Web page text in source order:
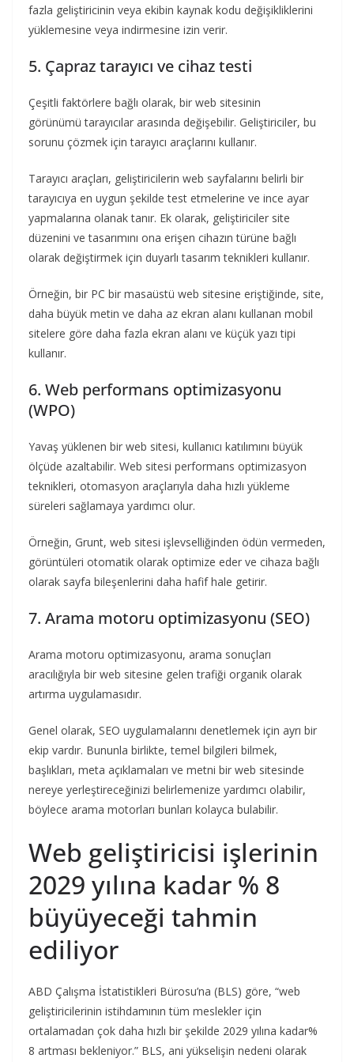
fazla geliştiricinin veya ekibin kaynak kodu değişikliklerini
yüklemesine veya indirmesine izin verir.
5. Çapraz tarayıcı ve cihaz testi
Çeşitli faktörlere bağlı olarak, bir web sitesinin
görünümü tarayıcılar arasında değişebilir. Geliştiriciler, bu
sorunu çözmek için tarayıcı araçlarını kullanır.
Tarayıcı araçları, geliştiricilerin web sayfalarını belirli bir
tarayıcıya en uygun şekilde test etmelerine ve ince ayar
yapmalarına olanak tanır. Ek olarak, geliştiriciler site
düzenini ve tasarımını ona erişen cihazın türüne bağlı
olarak değiştirmek için duyarlı tasarım teknikleri kullanır.
Örneğin, bir PC bir masaüstü web sitesine eriştiğinde, site,
daha büyük metin ve daha az ekran alanı kullanan mobil
sitelere göre daha fazla ekran alanı ve küçük yazı tipi
kullanır.
6. Web performans optimizasyonu
(WPO)
Yavaş yüklenen bir web sitesi, kullanıcı katılımını büyük
ölçüde azaltabilir. Web sitesi performans optimizasyon
teknikleri, otomasyon araçlarıyla daha hızlı yükleme
süreleri sağlamaya yardımcı olur.
Örneğin, Grunt, web sitesi işlevselliğinden ödün vermeden,
görüntüleri otomatik olarak optimize eder ve cihaza bağlı
olarak sayfa bileşenlerini daha hafif hale getirir.
7. Arama motoru optimizasyonu (SEO)
Arama motoru optimizasyonu, arama sonuçları
aracılığıyla bir web sitesine gelen trafiği organik olarak
artırma uygulamasıdır.
Genel olarak, SEO uygulamalarını denetlemek için ayrı bir
ekip vardır. Bununla birlikte, temel bilgileri bilmek,
başlıkları, meta açıklamaları ve metni bir web sitesinde
nereye yerleştireceğinizi belirlemenize yardımcı olabilir,
böylece arama motorları bunları kolayca bulabilir.
Web geliştiricisi işlerinin
2029 yılına kadar % 8
büyüyeceği tahmin
ediliyor
ABD Çalışma İstatistikleri Bürosu’na (BLS) göre, “web
geliştiricilerinin istihdamının tüm meslekler için
ortalamadan çok daha hızlı bir şekilde 2029 yılına kadar%
8 artması bekleniyor.” BLS, ani yükselişin nedeni olarak